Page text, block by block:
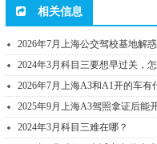
相关信息
2026年7月上海公交驾校基地解
2024年3月科目三要想早过关，
2026年7月上海A3和A1开的车有
2025年9月上海A3驾照拿证后能
2024年3月科目三难在哪？